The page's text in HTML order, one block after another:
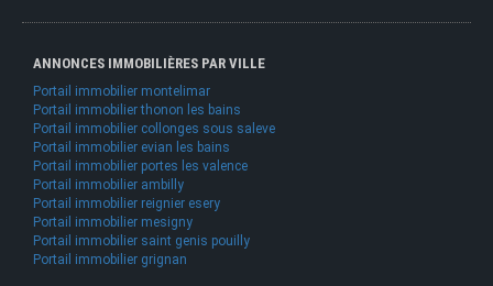
ANNONCES IMMOBILIÈRES PAR VILLE
Portail immobilier montelimar
Portail immobilier thonon les bains
Portail immobilier collonges sous saleve
Portail immobilier evian les bains
Portail immobilier portes les valence
Portail immobilier ambilly
Portail immobilier reignier esery
Portail immobilier mesigny
Portail immobilier saint genis pouilly
Portail immobilier grignan